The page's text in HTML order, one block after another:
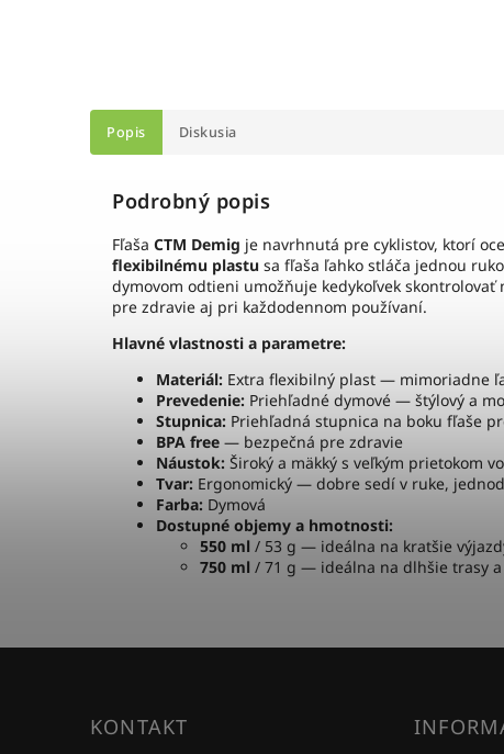
Popis Diskusia
Podrobný popis
Fľaša CTM Demig je navrhnutá pre cyklistov, ktorí
flexibilnému plastu sa fľaša ľahko stláča jednou
dymovom odtieni umožňuje kedykoľvek
pre zdravie aj pri každodennom používaní.
Hlavné vlastnosti a parametre:
Materiál: Extra flexibilný plast — mimoriadne
Prevedenie: Priehľadné dymové — štýlový a
Stupnica: Priehľadná stupnica na boku fľaše
BPA free — bezpečná pre zdravie
Náustok: Široký a mäkký s veľkým prietokom
Tvar: Ergonomický — dobre sedí v ruke,
Farba: Dymová
Dostupné objemy a hmotnosti:
550 ml / 53 g — ideálna na kratšie
750 ml / 71 g — ideálna na dlhšie trasy
KONTAKT